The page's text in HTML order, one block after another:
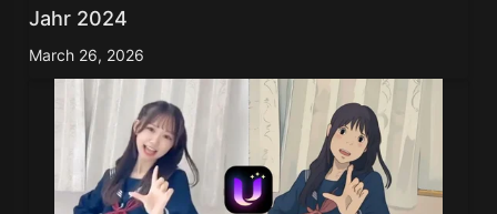
Jahr 2024
March 26, 2026